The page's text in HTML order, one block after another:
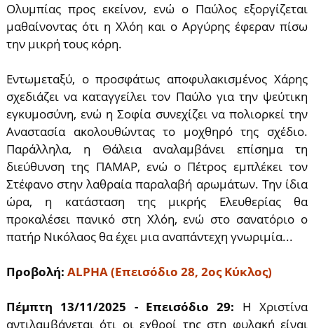
Ολυμπίας προς εκείνον, ενώ ο Παύλος εξοργίζεται
μαθαίνοντας ότι η Χλόη και ο Αργύρης έφεραν πίσω
την μικρή τους κόρη.
Εντωμεταξύ, ο προσφάτως αποφυλακισμένος Χάρης
σχεδιάζει να καταγγείλει τον Παύλο για την ψεύτικη
εγκυμοσύνη, ενώ η Σοφία συνεχίζει να πολιορκεί την
Αναστασία ακολουθώντας το μοχθηρό της σχέδιο.
Παράλληλα, η Θάλεια αναλαμβάνει επίσημα τη
διεύθυνση της ΠΑΜΑΡ, ενώ ο Πέτρος εμπλέκει τον
Στέφανο στην λαθραία παραλαβή αρωμάτων. Την ίδια
ώρα, η κατάσταση της μικρής Ελευθερίας θα
προκαλέσει πανικό στη Χλόη, ενώ στο σανατόριο ο
πατήρ Νικόλαος θα έχει μια αναπάντεχη γνωριμία...
Προβολή: ALPHA (Επεισόδιο 28, 2ος Κύκλος)
Πέμπτη 13/11/2025 - Επεισόδιο 29: Η Χριστίνα
αντιλαμβάνεται ότι οι εχθροί της στη φυλακή είναι